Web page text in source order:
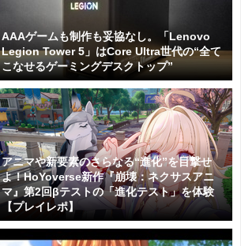
AAAゲームも制作も妥協なし。「Lenovo
Legion Tower 5」はCore Ultra世代の“全て
こなせるゲーミングデスクトップ”
アニマや新要素のさらなる“進化”を目撃せ
よ！HoYoverse新作『崩壊：ネクサスアニ
マ』第2回βテストの「進化テスト」を体験
【プレイレポ】